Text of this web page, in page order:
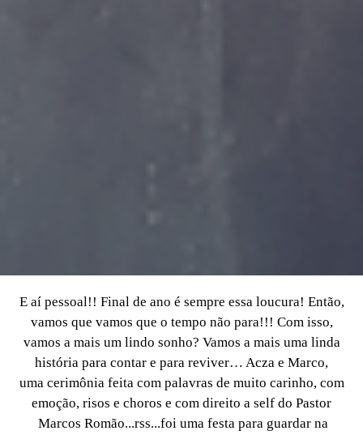
E aí pessoal!! Final de ano é sempre essa loucura! Então,
vamos que vamos que o tempo não para!!! Com isso,
vamos a mais um lindo sonho? Vamos a mais uma linda
história para contar e para reviver… Acza e Marco,
uma cerimônia feita com palavras de muito carinho, com
emoção, risos e choros e com direito a self do Pastor
Marcos Romão...rss...foi uma festa para guardar na